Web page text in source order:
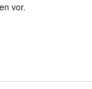
vor.